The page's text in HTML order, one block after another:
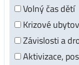
Volný čas dětí
Krizové
Závislosti a
Aktivizace,